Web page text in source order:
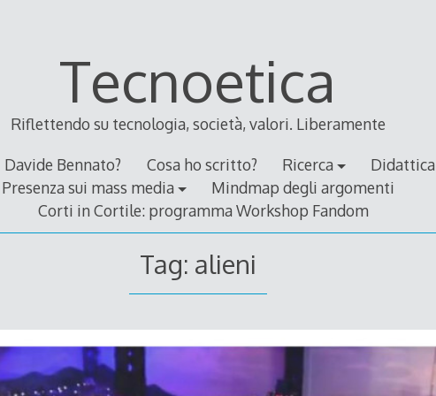
Tecnoetica
Riflettendo su tecnologia, società, valori. Liberamente
Davide Bennato? Cosa ho scritto? Ricerca
Didattica
Presenza sui mass media
Mindmap degli argomenti
Corti in Cortile: programma Workshop Fandom
Tag: alieni